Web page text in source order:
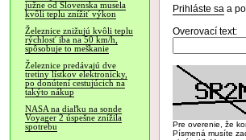
južne od Slovenska musela
kvôli teplu znížiť výkon
Železnice znižujú kvôli teplu
rýchlosť iba na 50 km/h,
spôsobuje to meškanie
Železnice predávajú dve
tretiny lístkov elektronicky,
po donútení cestujúcich na
takýto nákup
NASA na diaľku na sonde
Voyager 2 úspešne znížila
spotrebu
Prihláste sa a
Overovací text:
Pre overenie, že
Písmená musíte